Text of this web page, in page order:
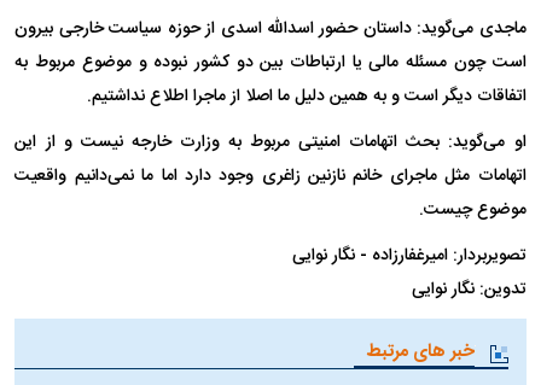
ماجدی می‌گوید: داستان حضور اسدالله اسدی از حوزه سیاست خارجی بیرون
است چون مسئله مالی یا ارتباطات بین دو کشور نبوده و موضوع مربوط به
اتفاقات دیگر است و به همین دلیل ما اصلا از ماجرا اطلاع نداشتیم.
او می‌گوید: بحث اتهامات امنیتی مربوط به وزارت خارجه نیست و از این
اتهامات مثل ماجرای خانم نازنین زاغری وجود دارد اما ما نمی‌دانیم واقعیت
موضوع چیست.
تصویربردار: امیرغفارزاده - نگار نوایی
تدوین: نگار نوایی
خبر های مرتبط